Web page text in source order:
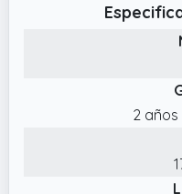
soportes de
conexiones RCA y
volumen general y
compatibilidad y
✔️ Bluetooth :
MP3, compatible
Con 2 entradas
independiente,
2